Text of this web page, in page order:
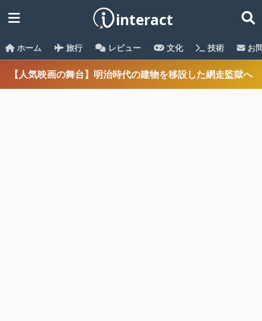
ホーム 旅行 レビュー 文化 技術 お
【人気映画の舞台】明治時代の建物を移設した網走監獄へ